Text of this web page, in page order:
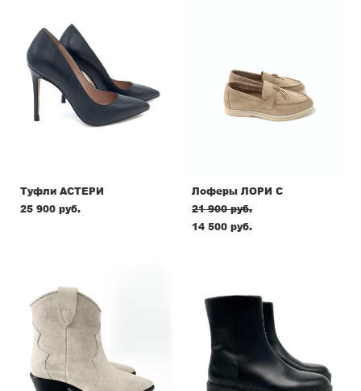
Туфли АСТЕРИ
25 900 pуб.
Лоферы ЛОРИ С
21 900 pуб.
14 500 pуб.